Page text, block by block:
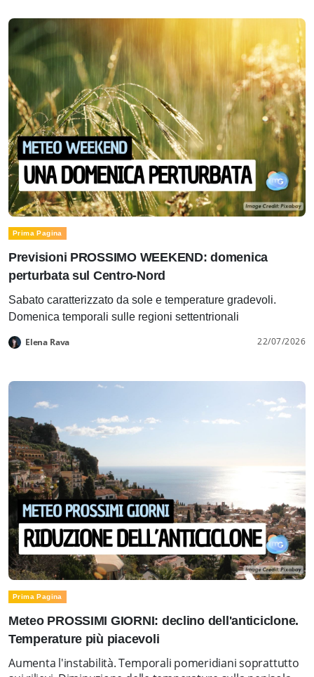
Prima Pagina
Previsioni PROSSIMO WEEKEND: domenica
perturbata sul Centro-Nord
Sabato caratterizzato da sole e temperature gradevoli.
Domenica temporali sulle regioni settentrionali
Elena Rava 22/07/2026
Prima Pagina
Meteo PROSSIMI GIORNI: declino dell'anticiclone.
Temperature più piacevoli
Aumenta l'instabilità. Temporali pomeridiani soprattutto